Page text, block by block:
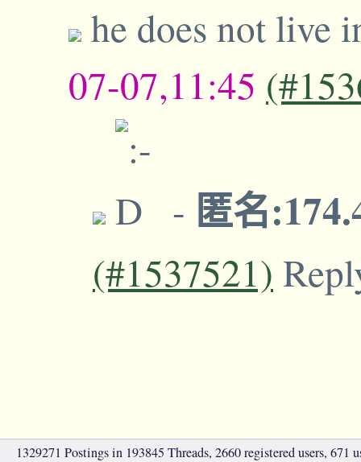
he does not live
07-07,11:45
- 匿名
(#1537521)
1329271 Postings in 193845 Threads, 2660 registered users, 671